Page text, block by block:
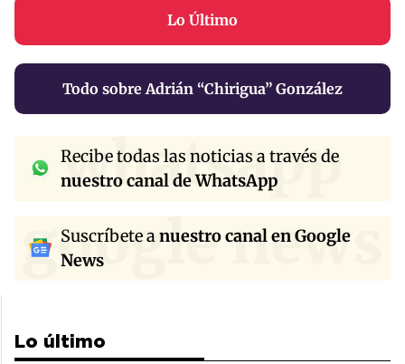
Lo Último
Todo sobre Adrián “Chirigua” González
whatsapp
Recibe todas las noticias a través de
nuestro canal de WhatsApp
google news
Suscríbete anuestro canal en Google
News
Lo último